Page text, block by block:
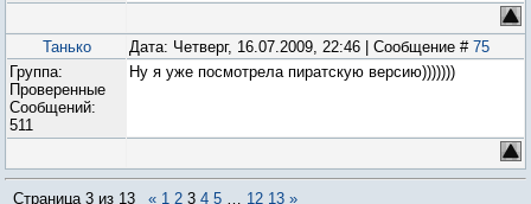
Танько Дата: Четверг, 16.07.2009, 22:46 | Сообщение # 75
Группа:
Проверенные
Сообщений:
511
Ну я уже посмотрела пиратскую версию)))))))
Страница 3 из 13 « 1 2 3 4 5 … 12 13 »